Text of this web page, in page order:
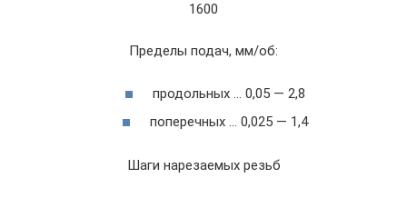
1600
Пределы подач, мм/об:
продольных … 0,05 — 2,8
поперечных … 0,025 — 1,4
Шаги нарезаемых резьб